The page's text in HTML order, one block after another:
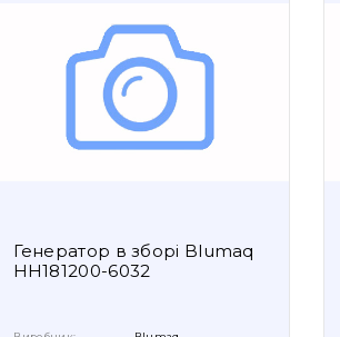
Генератор в зборі Blumaq
HH181200-6032